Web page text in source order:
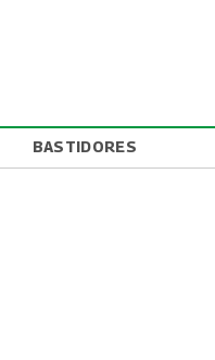
BASTIDORES